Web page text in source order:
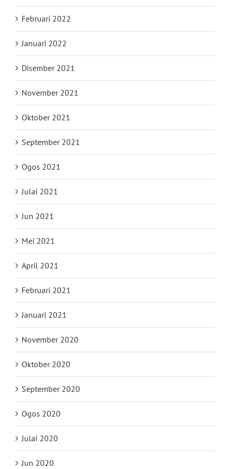
Februari 2022
Januari 2022
Disember 2021
November 2021
Oktober 2021
September 2021
Ogos 2021
Julai 2021
Jun 2021
Mei 2021
April 2021
Februari 2021
Januari 2021
November 2020
Oktober 2020
September 2020
Ogos 2020
Julai 2020
Jun 2020